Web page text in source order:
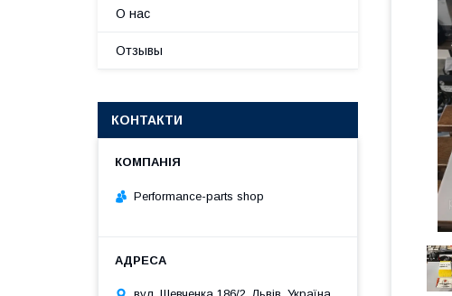
О нас
Отзывы
КОНТАКТИ
Performance-parts shop